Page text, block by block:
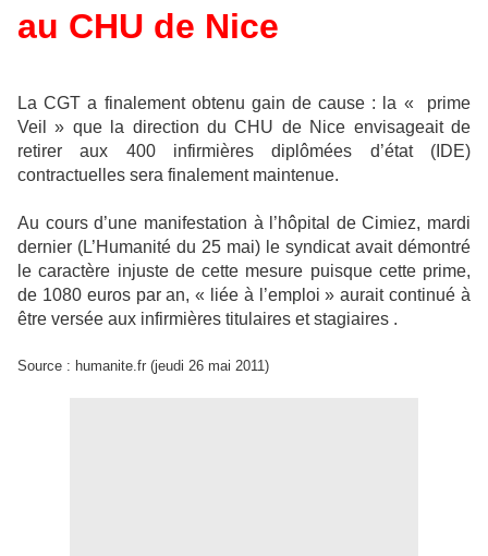
au CHU de Nice
La CGT a finalement obtenu gain de cause : la « prime
Veil » que la direction du CHU de Nice envisageait de
retirer aux 400 infirmières diplômées d’état (IDE)
contractuelles sera finalement maintenue.
Au cours d’une manifestation à l’hôpital de Cimiez, mardi
dernier (L’Humanité du 25 mai) le syndicat avait démontré
le caractère injuste de cette mesure puisque cette prime,
de 1080 euros par an, « liée à l’emploi » aurait continué à
être versée aux infirmières titulaires et stagiaires .
Source : humanite.fr (jeudi 26 mai 2011)